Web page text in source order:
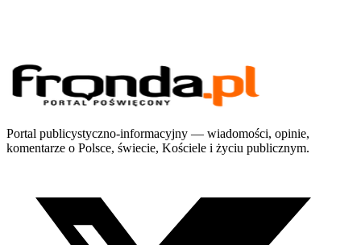
Portal publicystyczno-informacyjny — wiadomości, opinie,
komentarze o Polsce, świecie, Kościele i życiu publicznym.